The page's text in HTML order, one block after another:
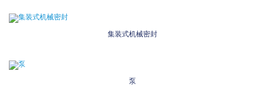
集装式机械密封
泵